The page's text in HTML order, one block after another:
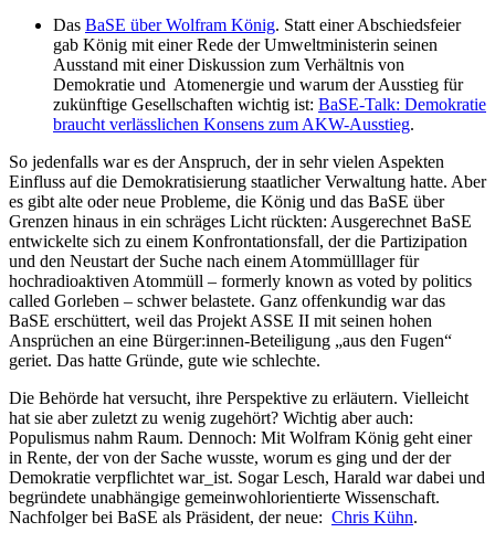
Das BaSE über Wolfram König. Statt einer Abschiedsfeier
gab König mit einer Rede der Umweltministerin seinen
Ausstand mit einer Diskussion zum Verhältnis von
Demokratie und Atomenergie und warum der Ausstieg für
zukünftige Gesellschaften wichtig ist: BaSE-Talk: Demokratie
braucht verlässlichen Konsens zum AKW-Ausstieg.
So jedenfalls war es der Anspruch, der in sehr vielen Aspekten
Einfluss auf die Demokratisierung staatlicher Verwaltung hatte. Aber
es gibt alte oder neue Probleme, die König und das BaSE über
Grenzen hinaus in ein schräges Licht rückten: Ausgerechnet BaSE
entwickelte sich zu einem Konfrontationsfall, der die Partizipation
und den Neustart der Suche nach einem Atommülllager für
hochradioaktiven Atommüll – formerly known as voted by politics
called Gorleben – schwer belastete. Ganz offenkundig war das
BaSE erschüttert, weil das Projekt ASSE II mit seinen hohen
Ansprüchen an eine Bürger:innen-Beteiligung „aus den Fugen“
geriet. Das hatte Gründe, gute wie schlechte.
Die Behörde hat versucht, ihre Perspektive zu erläutern. Vielleicht
hat sie aber zuletzt zu wenig zugehört? Wichtig aber auch:
Populismus nahm Raum. Dennoch: Mit Wolfram König geht einer
in Rente, der von der Sache wusste, worum es ging und der der
Demokratie verpflichtet war_ist. Sogar Lesch, Harald war dabei und
begründete unabhängige gemeinwohlorientierte Wissenschaft.
Nachfolger bei BaSE als Präsident, der neue: Chris Kühn.